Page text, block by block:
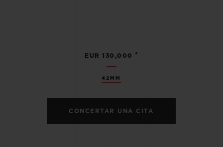
42MM
EUR 130,000 •
CONCERTAR UNA CITA